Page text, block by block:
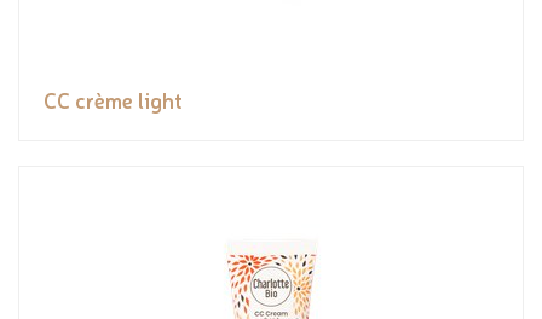
CC crème light